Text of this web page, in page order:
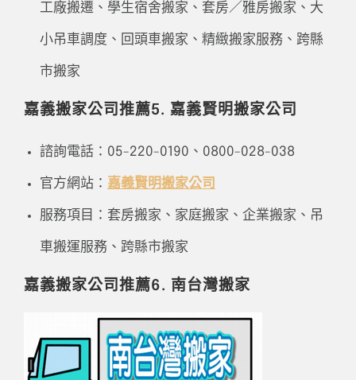
工廠搬遷、學生宿舍搬家、套房／雅房搬家、大
小吊車調度、回頭車搬家、精緻搬家服務、跨縣
市搬家
嘉義搬家公司推薦5. 嘉義賢明搬家公司
諮詢電話：05-220-0190、0800-028-038
官方網站： 嘉義賢明搬家公司
服務項目：套房搬家、家庭搬家、企業搬家、吊
車搬運服務、跨縣市搬家
嘉義搬家公司推薦6. 南台灣搬家